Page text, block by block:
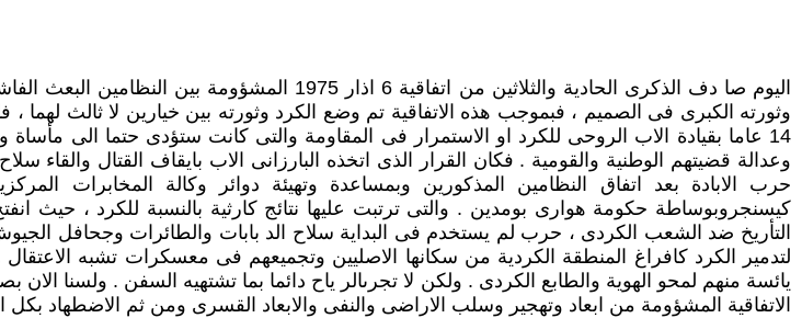
اليوم صا دف الذكرى الحادية والثلاثين من اتفاقية
وثورته الكبرى فى الصميم ، فبموجب هذه الاتفاقية تم وضع الكرد وثورته بين خيارين لا ثالث لهما ،
14 عاما بقيادة الاب الروحى للكرد او الاستمرار فى المقاومة والتى كانت ستؤدى حتما الى
وعدالة قضيتهم الوطنية والقومية . فكان القرار الذى اتخذه البارزانى الاب بايقاف القتال
حرب الابادة بعد اتفاق النظامين المذكورين وبمساعدة وتهيئة دوائر وكالة المخابرات
كيسنجروبوساطة حكومة هوارى بومدين . والتى ترتبت عليها نتائج كارثية بالنسبة للكرد ،
التأريخ ضد الشعب الكردى ، حرب لم يستخدم فى البداية سلاح الد بابات والطائرات وجحافل
لتدمير الكرد كافراغ المنطقة الكردية من سكانها الاصليين وتجميعهم فى معسكرات تشبه
يائسة منهم لمحو الهوية والطابع الكردى . ولكن لا تجرىالر ياح دائما بما تشتهيه السفن . ولسنا
الاتفاقية المشؤومة من ابعاد وتهجير وسلب الاراضى والنفى والابعاد القسرى ومن ثم الاضطهاد